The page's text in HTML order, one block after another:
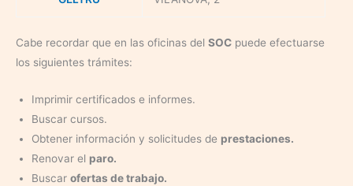
Cabe recordar que en las oficinas del SOC puede efectuarse
los siguientes trámites:
Imprimir certificados e informes.
Buscar cursos.
Obtener información y solicitudes de prestaciones.
Renovar el paro.
Buscar ofertas de trabajo.